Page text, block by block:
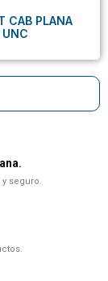
seguro.
CAB PLANA
UNC